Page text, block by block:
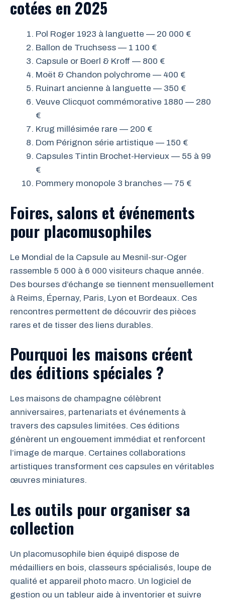
cotées en 2025
Pol Roger 1923 à languette — 20 000 €
Ballon de Truchsess — 1 100 €
Capsule or Boerl & Kroff — 800 €
Moët & Chandon polychrome — 400 €
Ruinart ancienne à languette — 350 €
Veuve Clicquot commémorative 1880 — 280
€
Krug millésimée rare — 200 €
Dom Pérignon série artistique — 150 €
Capsules Tintin Brochet-Hervieux — 55 à 99
€
Pommery monopole 3 branches — 75 €
Foires, salons et événements
pour placomusophiles
Le Mondial de la Capsule au Mesnil-sur-Oger
rassemble 5 000 à 6 000 visiteurs chaque année.
Des bourses d’échange se tiennent mensuellement
à Reims, Épernay, Paris, Lyon et Bordeaux. Ces
rencontres permettent de découvrir des pièces
rares et de tisser des liens durables.
Pourquoi les maisons créent
des éditions spéciales ?
Les maisons de champagne célèbrent
anniversaires, partenariats et événements à
travers des capsules limitées. Ces éditions
génèrent un engouement immédiat et renforcent
l’image de marque. Certaines collaborations
artistiques transforment ces capsules en véritables
œuvres miniatures.
Les outils pour organiser sa
collection
Un placomusophile bien équipé dispose de
médailliers en bois, classeurs spécialisés, loupe de
qualité et appareil photo macro. Un logiciel de
gestion ou un tableur aide à inventorier et suivre